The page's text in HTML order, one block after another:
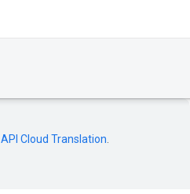
API Cloud Translation